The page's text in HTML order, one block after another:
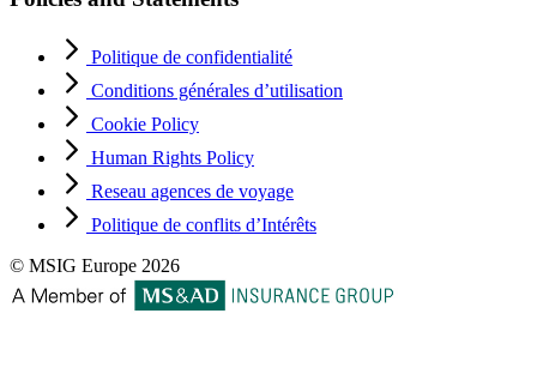
Politique de confidentialité
Conditions générales d’utilisation
Cookie Policy
Human Rights Policy
Reseau agences de voyage
Politique de conflits d’Intérêts
© MSIG Europe 2026